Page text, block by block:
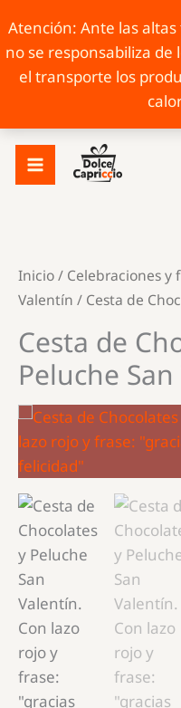
Atención: Ante las
no se responsabiliza
el transporte los
contenido
Inicio/ Celebraciones y
Valentín / Cesta de
Cesta de
Peluche